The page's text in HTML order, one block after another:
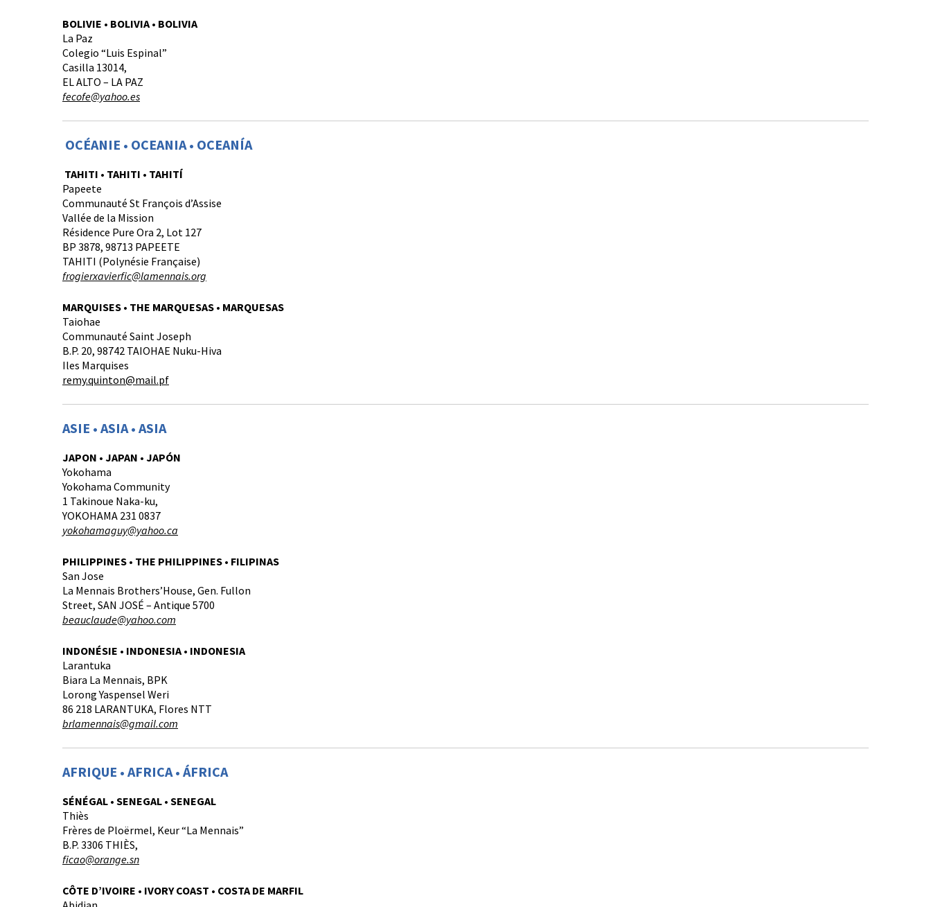
BOLIVIE • BOLIVIA • BOLIVIA
La Paz
Colegio “Luis Espinal”
Casilla 13014,
EL ALTO – LA PAZ
fecofe@yahoo.es
OCÉANIE • OCEANIA • OCEANÍA
TAHITI • TAHITI • TAHITÍ
Papeete
Communauté St François d’Assise
Vallée de la Mission
Résidence Pure Ora 2, Lot 127
BP 3878, 98713 PAPEETE
TAHITI (Polynésie Française)
frogierxavierfic@lamennais.org
MARQUISES • THE MARQUESAS • MARQUESAS
Taiohae
Communauté Saint Joseph
B.P. 20, 98742 TAIOHAE Nuku-Hiva
Iles Marquises
remy.quinton@mail.pf
ASIE • ASIA • ASIA
JAPON • JAPAN • JAPÓN
Yokohama
Yokohama Community
1 Takinoue Naka-ku,
YOKOHAMA 231 0837
yokohamaguy@yahoo.ca
PHILIPPINES • THE PHILIPPINES • FILIPINAS
San Jose
La Mennais Brothers’House, Gen. Fullon
Street, SAN JOSÉ – Antique 5700
beauclaude@yahoo.com
INDONÉSIE • INDONESIA • INDONESIA
Larantuka
Biara La Mennais, BPK
Lorong Yaspensel Weri
86 218 LARANTUKA, Flores NTT
brlamennais@gmail.com
AFRIQUE • AFRICA • ÁFRICA
SÉNÉGAL • SENEGAL • SENEGAL
Thiès
Frères de Ploërmel, Keur “La Mennais”
B.P. 3306 THIÈS,
ficao@orange.sn
CÔTE D’IVOIRE • IVORY COAST • COSTA DE MARFIL